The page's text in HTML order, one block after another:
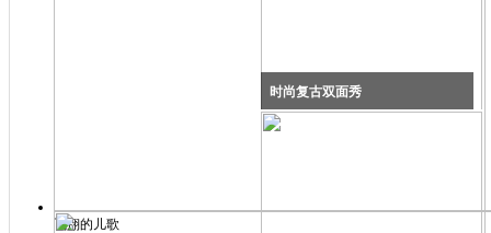
飞翔的儿歌
时尚复古双面秀